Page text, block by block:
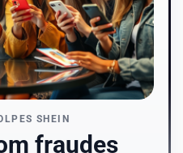
SHEIN
fraudes